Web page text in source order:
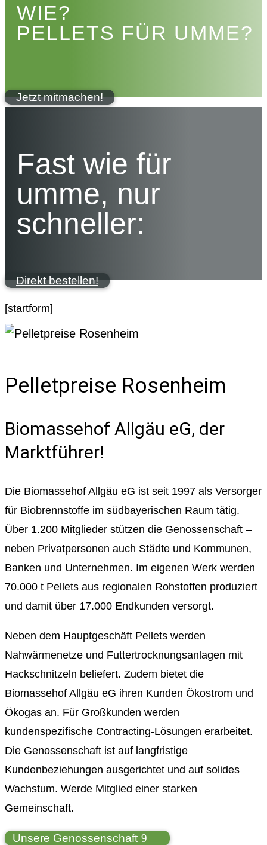
WIE?
PELLETS FÜR UMME?
Jetzt mitmachen!
Fast wie für
umme, nur
schneller:
Direkt bestellen!
[startform]
Pelletpreise Rosenheim
Biomassehof Allgäu eG, der
Marktführer!
Die Biomassehof Allgäu eG ist seit 1997 als Versorger
für Biobrennstoffe im südbayerischen Raum tätig.
Über 1.200 Mitglieder stützen die Genossenschaft –
neben Privatpersonen auch Städte und Kommunen,
Banken und Unternehmen. Im eigenen Werk werden
70.000 t Pellets aus regionalen Rohstoffen produziert
und damit über 17.000 Endkunden versorgt.
Neben dem Hauptgeschäft Pellets werden
Nahwärmenetze und Futtertrocknungsanlagen mit
Hackschnitzeln beliefert. Zudem bietet die
Biomassehof Allgäu eG ihren Kunden Ökostrom und
Ökogas an. Für Großkunden werden
kundenspezifische Contracting-Lösungen erarbeitet.
Die Genossenschaft ist auf langfristige
Kundenbeziehungen ausgerichtet und auf solides
Wachstum. Werde Mitglied einer starken
Gemeinschaft.
Unsere Genossenschaft